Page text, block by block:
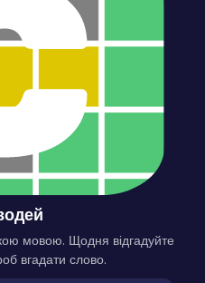
мовою. Щодня відгадуйте
вгадати слово.